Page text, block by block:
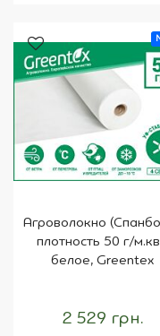
Агроволокно
плотность 50 г/
белое, Greentex
2 529 грн.